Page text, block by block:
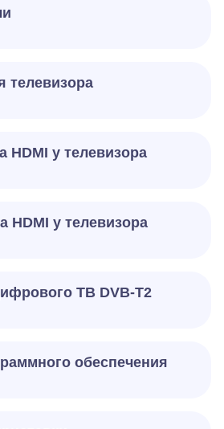
телевизора
HDMI у телевизора
HDMI у телевизора
ТВ DVB-T2
обеспечения